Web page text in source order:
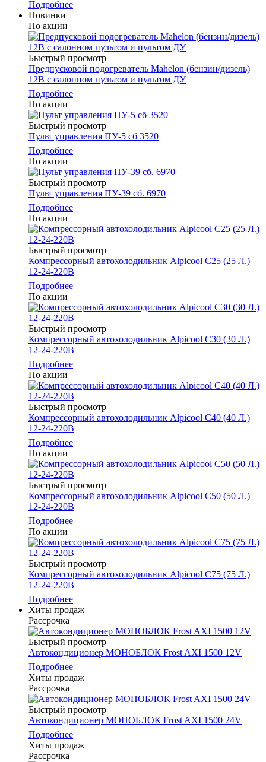
Подробнее
Новинки
По акции
Быстрый просмотр
Предпусковой подогреватель Mahelon (бензин/дизель)
12В с салонном пультом и пультом ДУ
Подробнее
По акции
Быстрый просмотр
Пульт управления ПУ-5 сб 3520
Подробнее
По акции
Быстрый просмотр
Пульт управления ПУ-39 сб. 6970
Подробнее
По акции
Быстрый просмотр
Компрессорный автохолодильник Alpicool C25 (25 Л.)
12-24-220В
Подробнее
По акции
Быстрый просмотр
Компрессорный автохолодильник Alpicool C30 (30 Л.)
12-24-220В
Подробнее
По акции
Быстрый просмотр
Компрессорный автохолодильник Alpicool C40 (40 Л.)
12-24-220В
Подробнее
По акции
Быстрый просмотр
Компрессорный автохолодильник Alpicool C50 (50 Л.)
12-24-220В
Подробнее
По акции
Быстрый просмотр
Компрессорный автохолодильник Alpicool C75 (75 Л.)
12-24-220В
Подробнее
Хиты продаж
Рассрочка
Быстрый просмотр
Автокондиционер МОНОБЛОК Frost AXI 1500 12V
Подробнее
Хиты продаж
Рассрочка
Быстрый просмотр
Автокондиционер МОНОБЛОК Frost AXI 1500 24V
Подробнее
Хиты продаж
Рассрочка